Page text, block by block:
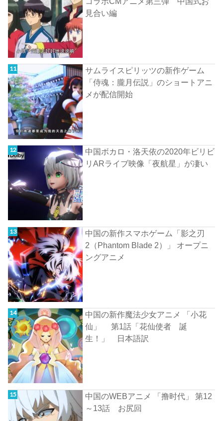
見合い編
サムライスピリッツの新作ゲーム
「侍魂：朧月伝説」のショートアニ
メが配信開始
中国ボカロ・洛天依の2020年ビリビ
リARライブ映像「夜航星」が凄い
中国の新作スマホゲーム「影之刃
2（Phantom Blade 2）」 オープニ
ングアニメ
中国の新作魔法少女アニメ 「小花
仙」 第1話「花仙使者 誕
生！」 日本語訳
中国のWEBアニメ 「撸时代」 第12
～13話 お尻回